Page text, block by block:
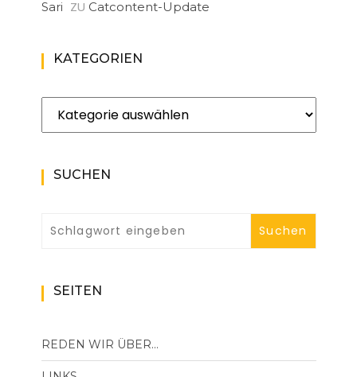
Sari ZU Catcontent-Update
KATEGORIEN
Kategorien
SUCHEN
SEITEN
REDEN WIR ÜBER…